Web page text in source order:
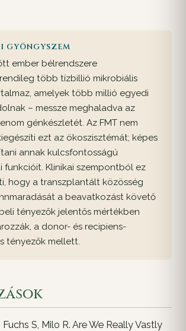
GYÖNGYSZEM
ember bélrendszere
több tízbillió mikrobiális
amelyek több millió egyedi
– messze meghaladva az
génkészletét. Az FMT nem
ezt az ökoszisztémát; képes
annak kulcsfontosságú
funkcióit. Klinikai szempontból ez
hogy a transzplantált közösség
a beavatkozást követő
tényezők jelentős mértékben
a donor- és recipiens-
tényezők mellett.
Fuchs S, Milo R. Are We Really Vastly